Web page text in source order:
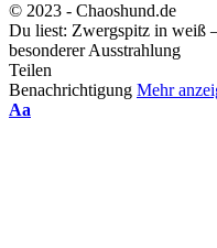
© 2023 - Chaoshund.de
Du liest: Zwergspitz in weiß
besonderer Ausstrahlung
Teilen
Benachrichtigung Mehr
Schriftgrößenanpassung
Aa